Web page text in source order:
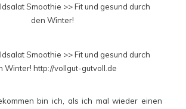
bin ich, als ich mal wieder einen